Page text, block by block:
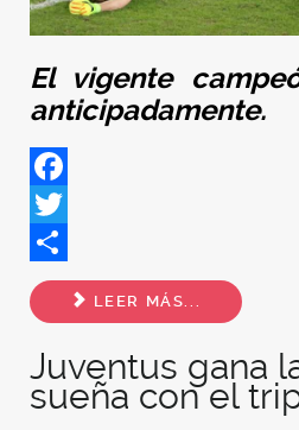
El vigente
anticipadamente.
Facebook
Twitter
Share
LEER MÁS...
Juventus gana
sueña con el